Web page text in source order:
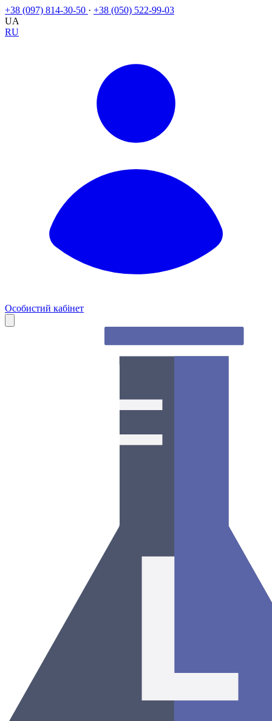
+38 (097) 814-30-50 · +38 (050) 522-99-03
UA
RU
Особистий кабінет